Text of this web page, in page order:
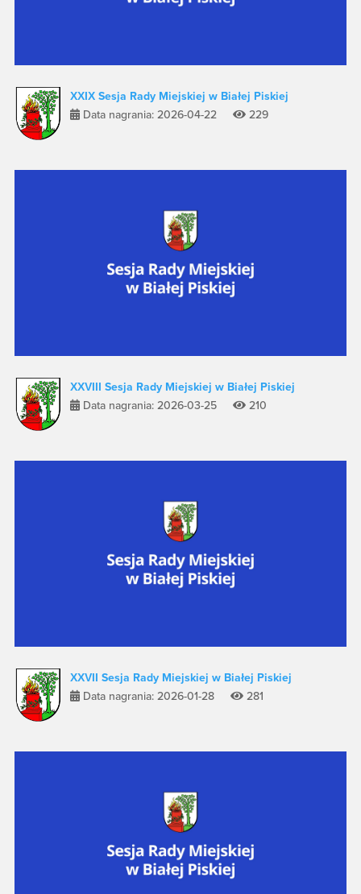
XXIX Sesja Rady Miejskiej w Białej Piskiej
Data nagrania: 2026-04-22
229
XXVIII Sesja Rady Miejskiej w Białej Piskiej
Data nagrania: 2026-03-25
210
XXVII Sesja Rady Miejskiej w Białej Piskiej
Data nagrania: 2026-01-28
281